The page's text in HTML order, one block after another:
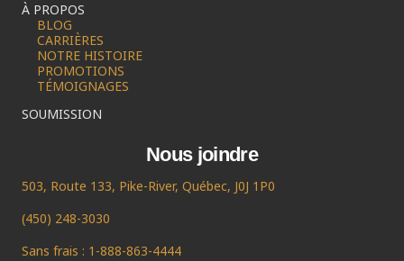
À PROPOS
BLOG
CARRIÈRES
NOTRE HISTOIRE
PROMOTIONS
TÉMOIGNAGES
SOUMISSION
Nous joindre
503, Route 133, Pike-River, Québec, J0J 1P0
(450) 248-3030
Sans frais : 1-888-863-4444